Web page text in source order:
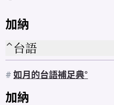
加納
台語
# 如月的台語補足典
加納